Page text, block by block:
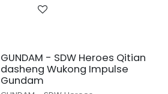
GUNDAM - SDW Heroes Qitian
dasheng Wukong Impulse
Gundam